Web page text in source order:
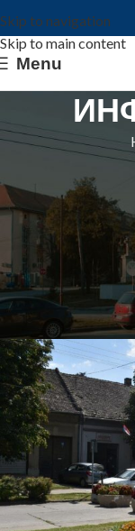
Skip to navigation
Skip to main content
Menu
СА